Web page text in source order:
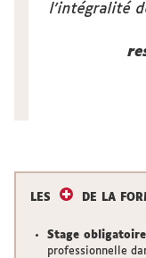
l’intégralité
LES DE LA
Stage
professionnelle